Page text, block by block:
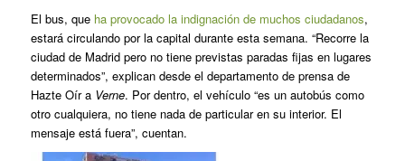
El bus, que ha provocado la indignación de muchos ciudadanos,
estará circulando por la capital durante esta semana. “Recorre la
ciudad de Madrid pero no tiene previstas paradas fijas en lugares
determinados”, explican desde el departamento de prensa de
Hazte Oír a Verne. Por dentro, el vehículo “es un autobús como
otro cualquiera, no tiene nada de particular en su interior. El
mensaje está fuera”, cuentan.